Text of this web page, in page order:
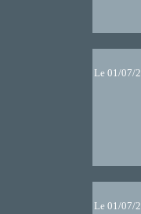
Le 01/07/
Le 01/07/